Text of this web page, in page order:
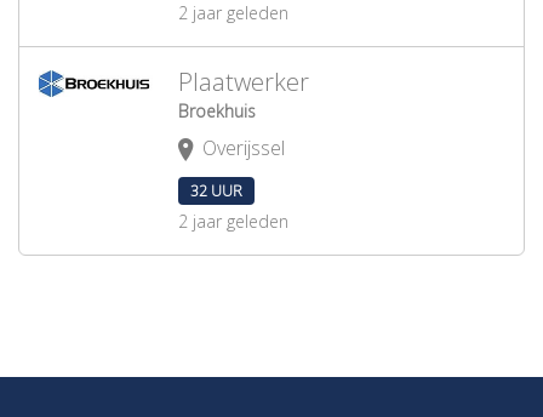
2 jaar geleden
Plaatwerker
Broekhuis
Overijssel
32 UUR
2 jaar geleden